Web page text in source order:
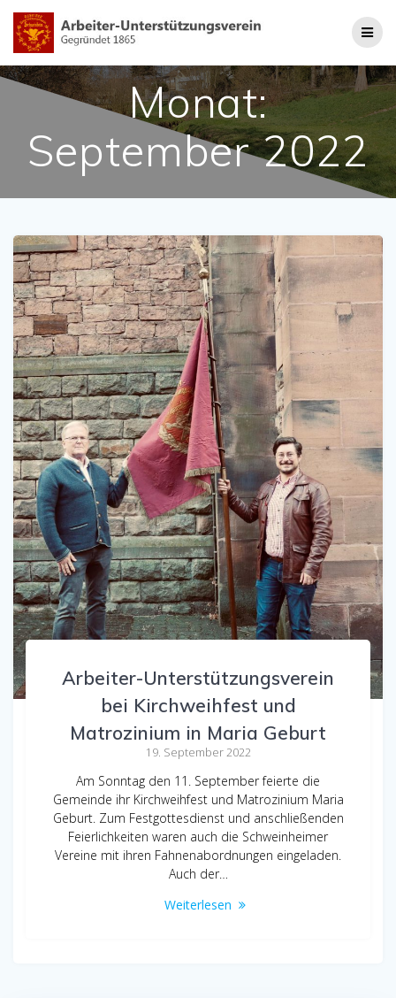
Inhalt
Monat:
September 2022
Arbeiter-Unterstützungsverein
bei Kirchweihfest und
Matrozinium in Maria Geburt
19. September 2022
Am Sonntag den 11. September feierte die
Gemeinde ihr Kirchweihfest und Matrozinium Maria
Geburt. Zum Festgottesdienst und anschließenden
Feierlichkeiten waren auch die Schweinheimer
Vereine mit ihren Fahnenabordnungen eingeladen.
Auch der…
Weiterlesen